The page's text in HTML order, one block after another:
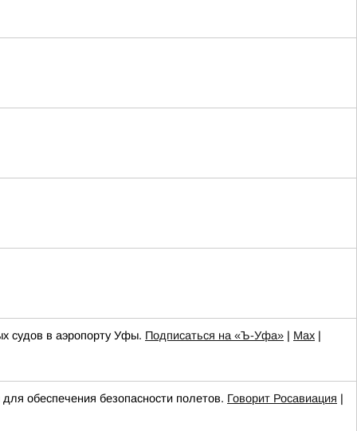
судов в аэропорту Уфы. Подписаться на «Ъ-Уфа» | Max |
обеспечения безопасности полетов. Говорит Росавиация |